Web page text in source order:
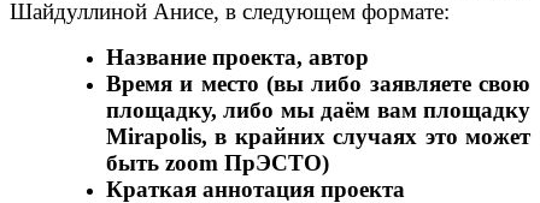
Шайдуллиной Анисе, в следующем формате:
Название проекта, автор
Время и место (вы либо заявляете свою
площадку, либо мы даём вам площадку
Mirapolis, в крайних случаях это может
быть zoom ПрЭСТО)
Краткая аннотация проекта